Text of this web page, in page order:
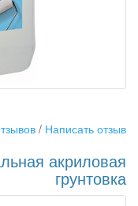
/ Написать отзыв
акриловая
грунтовка